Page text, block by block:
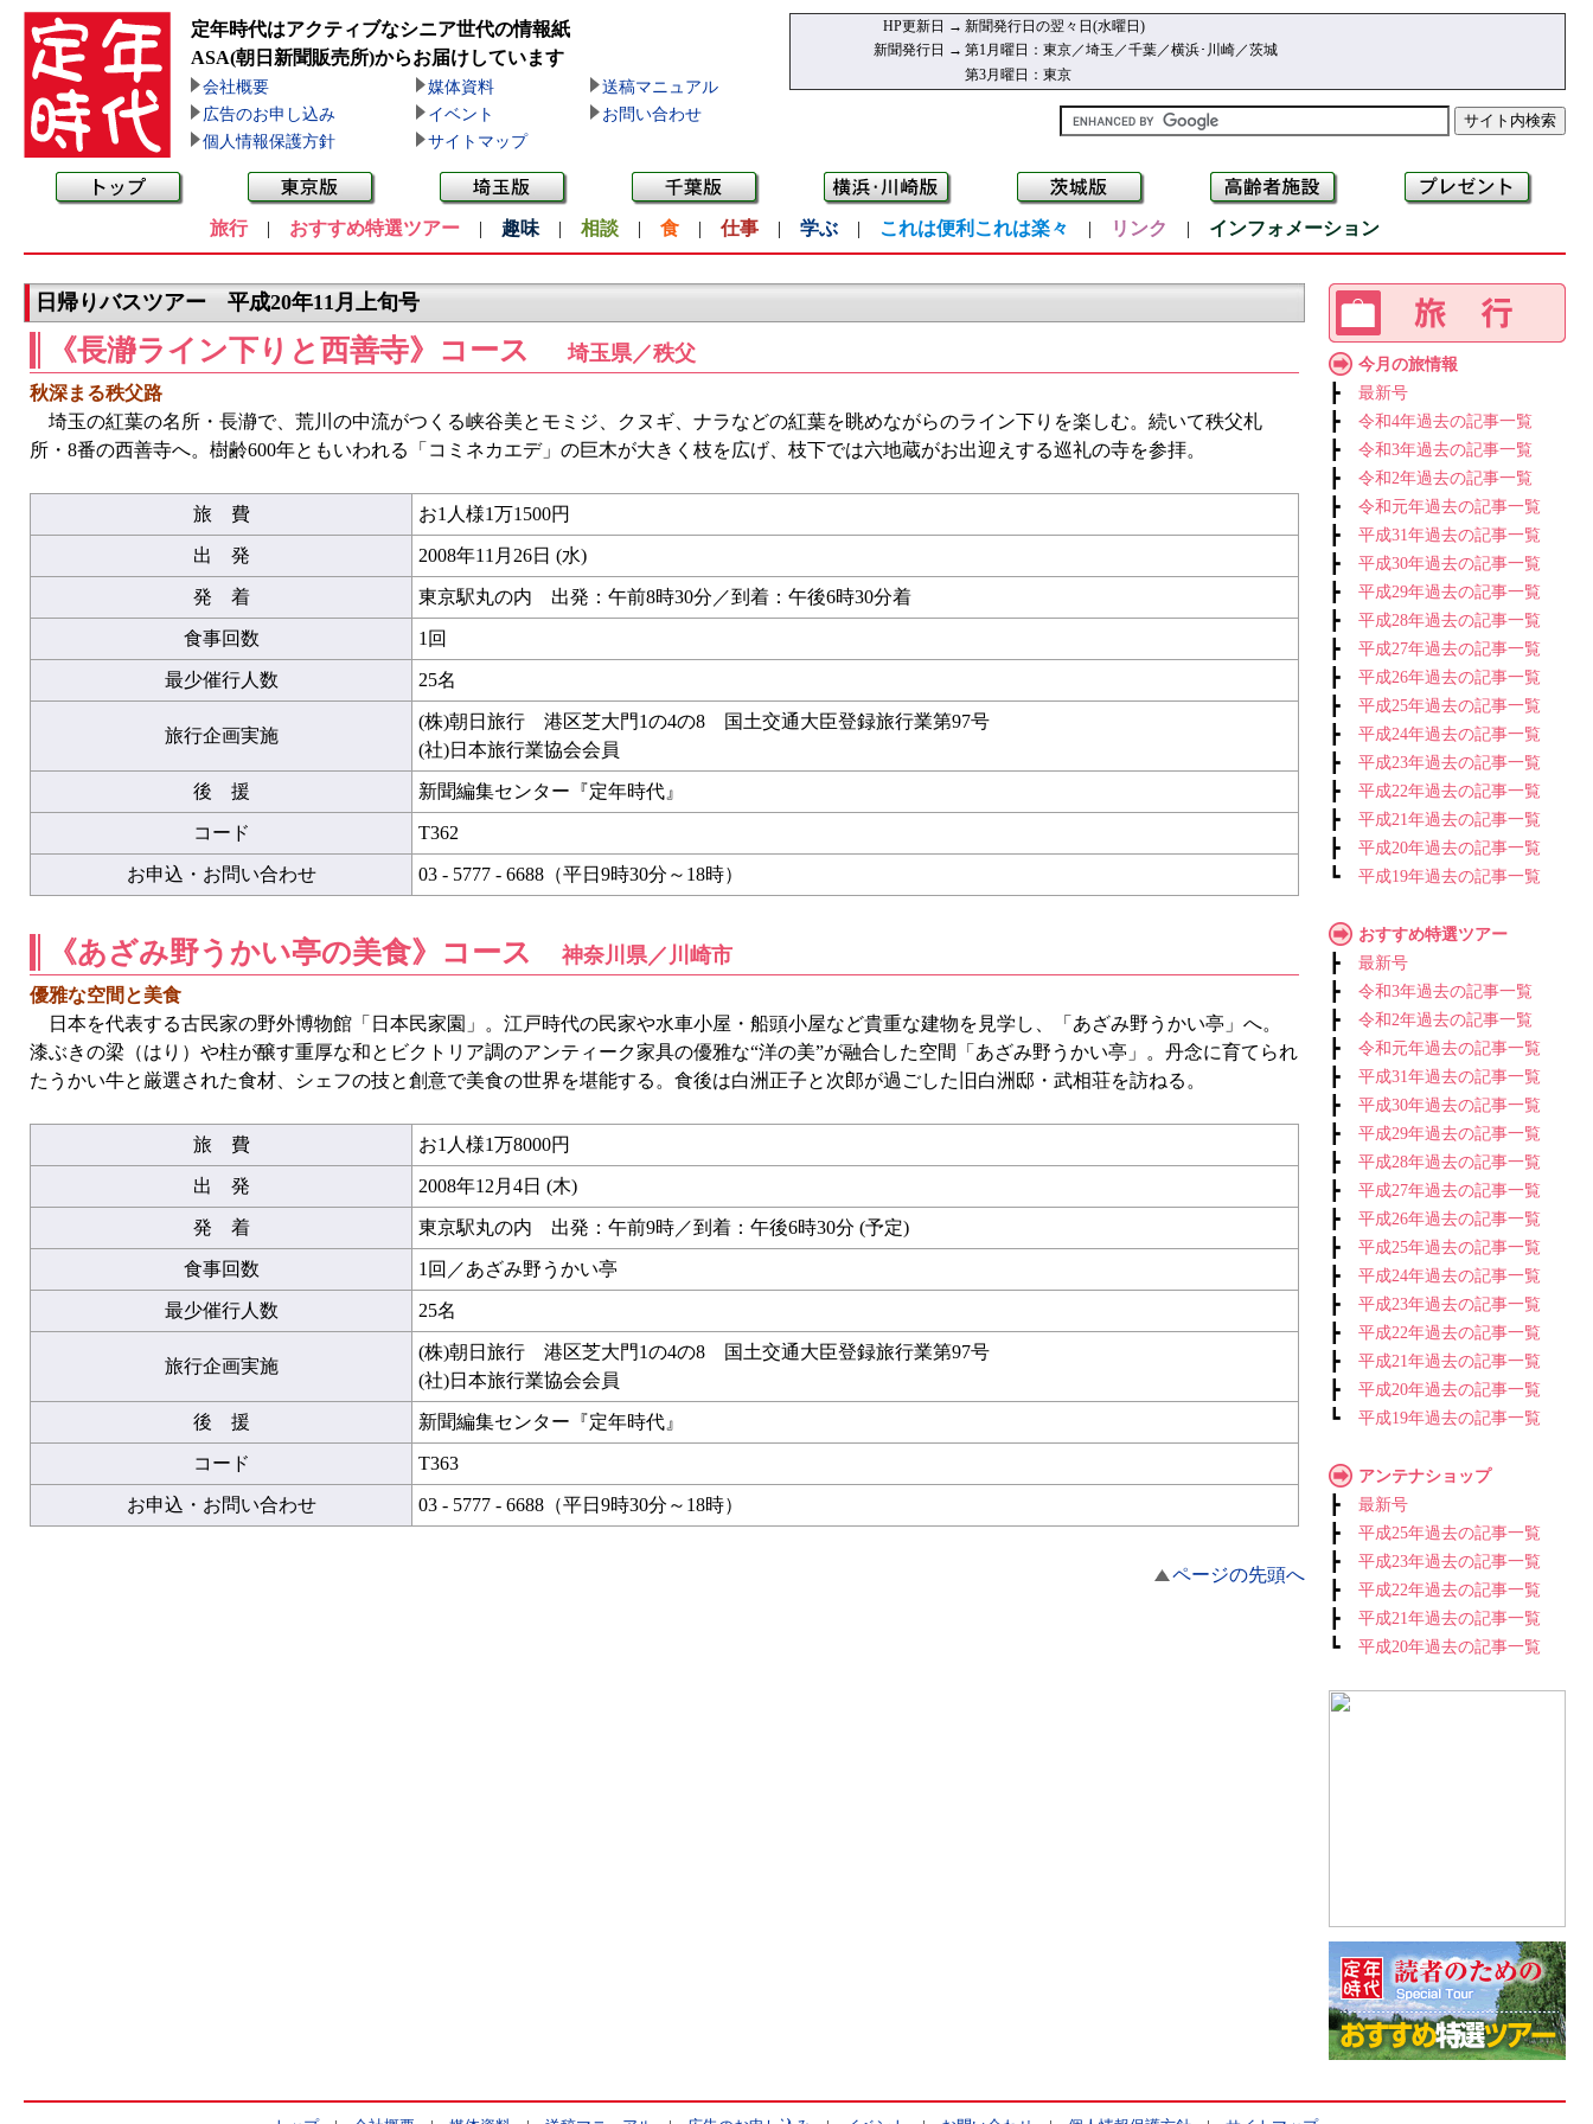
定年時代はアクティブなシニア世代の情報紙
ASA(朝日新聞販売所)からお届けしています
会社概要 媒体資料
送稿マニュアル
広告のお申し込み
イベント
お問い合わせ
個人情報保護方針
サイトマップ
HP更新日 → 新聞発行日の翌々日(水曜日)
新聞発行日 → 第1月曜日：東京／埼玉／千葉／横浜･川崎／茨城
第3月曜日：東京
旅行| おすすめ特選ツアー | 趣味 | 相談 | 食 | 仕事 | 学ぶ | これは便利これは楽々 | リンク | インフォメーション
日帰りバスツアー 平成20年11月上旬号
《長瀞ライン下りと西善寺》コース 埼玉県／秩父
秋深まる秩父路
埼玉の紅葉の名所・長瀞で、荒川の中流がつくる峡谷美とモミジ、クヌギ、ナラなどの紅葉を眺めながらのライン下りを楽しむ。続いて秩父札
所・8番の西善寺へ。樹齢600年ともいわれる「コミネカエデ」の巨木が大きく枝を広げ、枝下では六地蔵がお出迎えする巡礼の寺を参拝。
旅 費 お1人様1万1500円
出 発 2008年11月26日 (水)
発 着 東京駅丸の内 出発：午前8時30分／到着：午後6時30分着
食事回数 1回
最少催行人数 25名
旅行企画実施
(株)朝日旅行 港区芝大門1の4の8 国土交通大臣登録旅行業第97号
(社)日本旅行業協会会員
後 援 新聞編集センター『定年時代』
コード T362
お申込・お問い合わせ 03 - 5777 - 6688（平日9時30分～18時）
《あざみ野うかい亭の美食》コース 神奈川県／川崎市
優雅な空間と美食
日本を代表する古民家の野外博物館「日本民家園」。江戸時代の民家や水車小屋・船頭小屋など貴重な建物を見学し、「あざみ野うかい亭」へ。
漆ぶきの梁（はり）や柱が醸す重厚な和とビクトリア調のアンティーク家具の優雅な“洋の美”が融合した空間「あざみ野うかい亭」。丹念に育てられ
たうかい牛と厳選された食材、シェフの技と創意で美食の世界を堪能する。食後は白洲正子と次郎が過ごした旧白洲邸・武相荘を訪ねる。
旅 費 お1人様1万8000円
出 発 2008年12月4日 (木)
発 着 東京駅丸の内 出発：午前9時／到着：午後6時30分 (予定)
食事回数 1回／あざみ野うかい亭
最少催行人数 25名
旅行企画実施
(株)朝日旅行 港区芝大門1の4の8 国土交通大臣登録旅行業第97号
(社)日本旅行業協会会員
後 援 新聞編集センター『定年時代』
コード T363
お申込・お問い合わせ 03 - 5777 - 6688（平日9時30分～18時）
ページの先頭へ
今月の旅情報
┣ 最新号
┣ 令和4年過去の記事一覧
┣ 令和3年過去の記事一覧
┣ 令和2年過去の記事一覧
┣ 令和元年過去の記事一覧
┣ 平成31年過去の記事一覧
┣ 平成30年過去の記事一覧
┣ 平成29年過去の記事一覧
┣ 平成28年過去の記事一覧
┣ 平成27年過去の記事一覧
┣ 平成26年過去の記事一覧
┣ 平成25年過去の記事一覧
┣ 平成24年過去の記事一覧
┣ 平成23年過去の記事一覧
┣ 平成22年過去の記事一覧
┣ 平成21年過去の記事一覧
┣ 平成20年過去の記事一覧
┗ 平成19年過去の記事一覧
おすすめ特選ツアー
┣ 最新号
┣ 令和3年過去の記事一覧
┣ 令和2年過去の記事一覧
┣ 令和元年過去の記事一覧
┣ 平成31年過去の記事一覧
┣ 平成30年過去の記事一覧
┣ 平成29年過去の記事一覧
┣ 平成28年過去の記事一覧
┣ 平成27年過去の記事一覧
┣ 平成26年過去の記事一覧
┣ 平成25年過去の記事一覧
┣ 平成24年過去の記事一覧
┣ 平成23年過去の記事一覧
┣ 平成22年過去の記事一覧
┣ 平成21年過去の記事一覧
┣ 平成20年過去の記事一覧
┗ 平成19年過去の記事一覧
アンテナショップ
┣ 最新号
┣ 平成25年過去の記事一覧
┣ 平成23年過去の記事一覧
┣ 平成22年過去の記事一覧
┣ 平成21年過去の記事一覧
┗ 平成20年過去の記事一覧